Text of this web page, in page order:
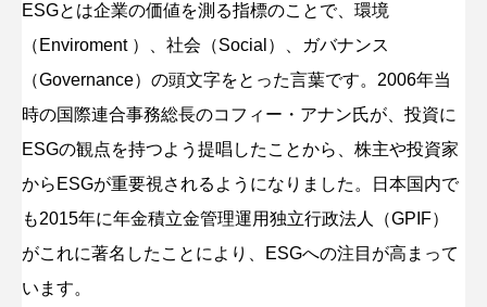
ESGとは企業の価値を測る指標のことで、環境
（Enviroment ）、社会（Social）、ガバナンス
（Governance）の頭文字をとった言葉です。2006年当
時の国際連合事務総長のコフィー・アナン氏が、投資に
ESGの観点を持つよう提唱したことから、株主や投資家
からESGが重要視されるようになりました。日本国内で
も2015年に年金積立金管理運用独立行政法人（GPIF）
がこれに著名したことにより、ESGへの注目が高まって
います。